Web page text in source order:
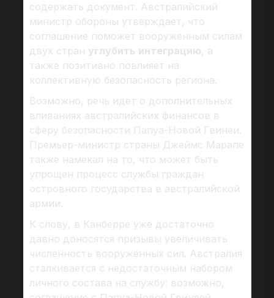
содержать документ. Австралийский
министр обороны утверждает, что
соглашение поможет вооруженным силам
двух стран углубить интеграцию, а
также позитивно повлияет на
коллективную безопасность региона.
Возможно, речь идет о дополнительных
вливаниях австралийских финансов в
сферу безопасности Папуа-Новой Гвинеи.
Премьер-министр страны Джеймс Марапе
также намекал на то, что может быть
упрощен процесс службы граждан
островного государства в австралийской
армии.
К слову, в Канберре уже достаточно
давно доносятся призывы увеличивать
численность вооруженных сил. Австралия
сталкивается с недостаточным набором
личного состава на службу: возможно,